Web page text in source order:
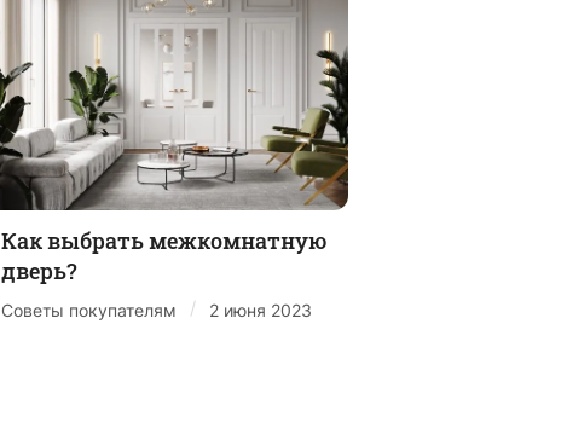
Как выбрать межкомнатную
дверь?
Советы покупателям / 2 июня 2023